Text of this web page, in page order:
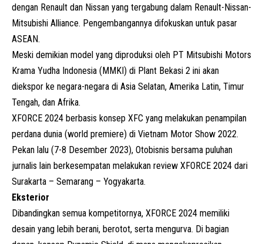
dengan Renault dan Nissan yang tergabung dalam Renault-Nissan-
Mitsubishi Alliance. Pengembangannya difokuskan untuk pasar
ASEAN.
Meski demikian model yang diproduksi oleh PT Mitsubishi Motors
Krama Yudha Indonesia (MMKI) di Plant Bekasi 2 ini akan
diekspor ke negara-negara di Asia Selatan, Amerika Latin, Timur
Tengah, dan Afrika.
XFORCE 2024 berbasis konsep XFC yang melakukan penampilan
perdana dunia (world premiere) di Vietnam Motor Show 2022.
Pekan lalu (7-8 Desember 2023), Otobisnis bersama puluhan
jurnalis lain berkesempatan melakukan review XFORCE 2024 dari
Surakarta – Semarang – Yogyakarta.
Eksterior
Dibandingkan semua kompetitornya, XFORCE 2024 memiliki
desain yang lebih berani, berotot, serta mengurva. Di bagian